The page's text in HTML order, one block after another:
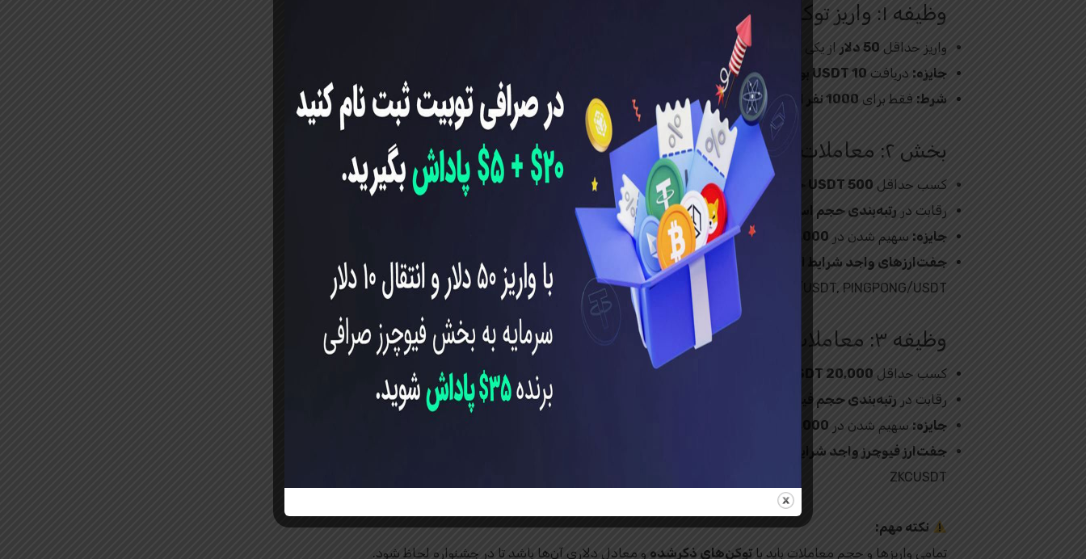
وظیفه ۱: واریز توکن
واریز حداقل 50 دلار
از یکی از توکن‌های جشنواره در یک تراکنش
جایزه: دریافت 10 USDT بونس معاملاتی با اهرم 20X
شرط: فقط برای 1000 نفر اول (بر اساس اولویت ثبت‌نام و واریز)
بخش ۲: معاملات اسپات
کسب حداقل 500 USDT حجم معاملات اسپات
رقابت در رتبه‌بندی حجم اسپات
جایزه: سهیم شدن در 20,000 دلار توکن برای۳۰۰ نفر برتر
جفت‌ارزهای واجد شرایط اسپات:
ZKC/USDT, UB/USDT, MIRROR/USDT, FLOCK/USDT, ZEUS/USDT, PINGPONG/USDT
وظیفه ۳: معاملات فیوچرز
کسب حداقل 20,000 USDT حجم معاملات فیوچرز
رقابت در رتبه‌بندی حجم فیوچرز
جایزه: سهیم شدن در 25,000 USDT بونس معاملاتی با اهرم 20X
جفت‌ارز فیوچرز واجد شرایط:
ZKCUSDT
نکته مهم:
تمامی واریزها و حجم معاملات باید با توکن‌های ذکرشده و معادل دلاری آن‌ها باشد تا در جشنواره لحاظ شود.